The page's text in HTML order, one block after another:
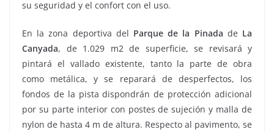
su seguridad y el confort con el uso.
En la zona deportiva del Parque de la Pinada de La
Canyada, de 1.029 m2 de superficie, se revisará y
pintará el vallado existente, tanto la parte de obra
como metálica, y se reparará de desperfectos, los
fondos de la pista dispondrán de protección adicional
por su parte interior con postes de sujeción y malla de
nylon de hasta 4 m de altura. Respecto al pavimento, se